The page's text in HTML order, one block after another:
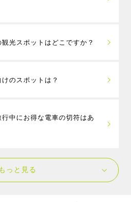
る
直通リムジンバスで約55分
駅（八条口）までリムジンバ
）、JR特急で約1時間20分
認ください）
光スポットはどこですか？
感じる新世界、大阪市内を見
ばれる大阪城、大人気テーマ
ル・スタジオ・ジャパンなど
のスポットは？
・ジャパンですが、関西には
トがたくさんあります。
ー大阪など天候に左右されず
中にお得な電車の切符はあ
阪メトロ・大阪シティバスが
など約40ヶ所の人気施設が無
もっと見る